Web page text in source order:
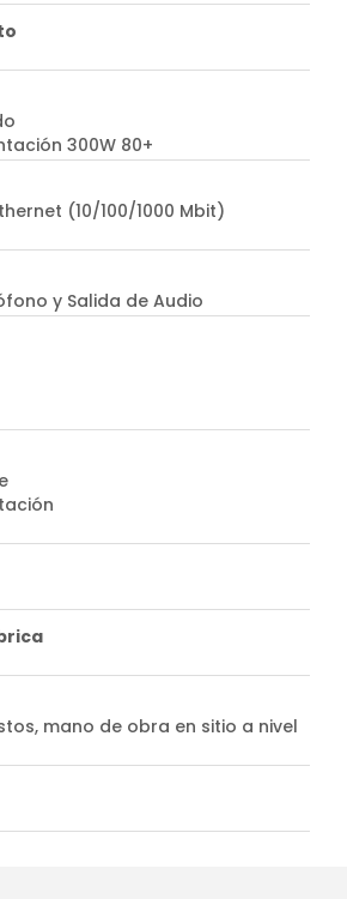
300W 80+
(10/100/1000 Mbit)
y Salida de Audio
mano de obra en sitio a nivel